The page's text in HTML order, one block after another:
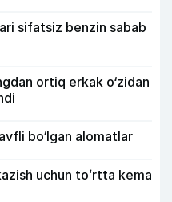
sifatsiz benzin sabab
ortiq erkak o‘zidan
bo‘lgan alomatlar
uchun toʻrtta kema